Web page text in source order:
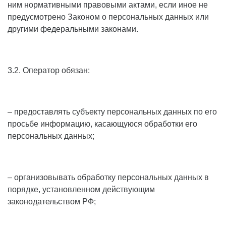
ним нормативными правовыми актами, если иное не
предусмотрено Законом о персональных данных или
другими федеральными законами.
3.2. Оператор обязан:
– предоставлять субъекту персональных данных по его
просьбе информацию, касающуюся обработки его
персональных данных;
– организовывать обработку персональных данных в
порядке, установленном действующим
законодательством РФ;